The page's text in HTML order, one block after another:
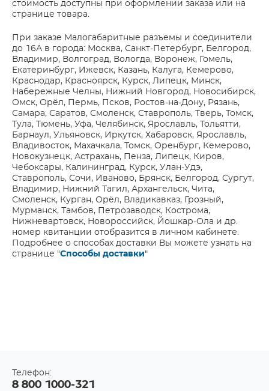
стоимость доступны при оформлении заказа или на
странице товара.
При заказе Малогабаритные разъемы и соединители
до 16А в города: Москва, Санкт-Петербург, Белгород,
Владимир, Волгоград, Вологда, Воронеж, Гомель,
Екатеринбург, Ижевск, Казань, Калуга, Кемерово,
Краснодар, Красноярск, Курск, Липецк, Минск,
Набережные Челны, Нижний Новгород, Новосибирск,
Омск, Орёл, Пермь, Псков, Ростов-на-Дону, Рязань,
Самара, Саратов, Смоленск, Ставрополь, Тверь, Томск,
Тула, Тюмень, Уфа, Челябинск, Ярославль, Тольятти,
Барнаул, Ульяновск, Иркутск, Хабаровск, Ярославль,
Владивосток, Махачкала, Томск, Оренбург, Кемерово,
Новокузнецк, Астрахань, Пенза, Липецк, Киров,
Чебоксары, Калининград, Курск, Улан-Удэ,
Ставрополь, Сочи, Иваново, Брянск, Белгород, Сургут,
Владимир, Нижний Тагил, Архангельск, Чита,
Смоленск, Курган, Орёл, Владикавказ, Грозный,
Мурманск, Тамбов, Петрозаводск, Кострома,
Нижневартовск, Новороссийск, Йошкар-Ола и др.
номер квитанции отобразится в личном кабинете.
Подробнее о способах доставки Вы можете узнать на
странице "Способы доставки"
Телефон:
8 800 1000-321